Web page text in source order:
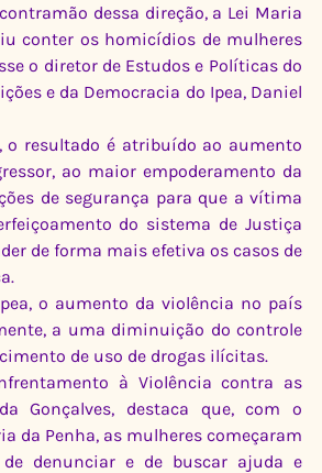
dessa direção, a Lei Maria
conter os homicídios de mulheres
o diretor de Estudos e Políticas do
e da Democracia do Ipea, Daniel
o resultado é atribuído ao aumento
ao maior empoderamento da
de segurança para que a vítima
do sistema de Justiça
de forma mais efetiva os casos de
o aumento da violência no país
a uma diminuição do controle
de uso de drogas ilícitas.
à Violência contra as
Gonçalves, destaca que, com o
da Penha, as mulheres começaram
denunciar e de buscar ajuda e